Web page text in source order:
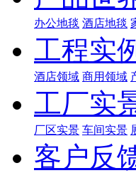
办公地毯 酒店地毯
工程实
酒店领域 商用领域
工厂实
厂区实景 车间实景
客户反